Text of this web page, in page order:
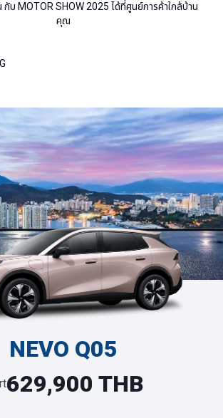
กับ MOTOR SHOW 2025 ได้ที่ศูนย์การค้าใกล้บ้าน
คุณ
NEVO Q05
629,900 THB